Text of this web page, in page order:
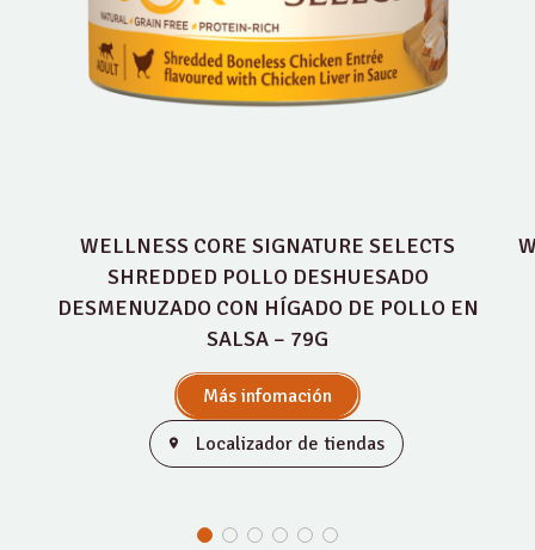
WELLNESS CORE SIGNATURE SELECTS
SHREDDED POLLO DESHUESADO
DESMENUZADO CON HÍGADO DE POLLO EN
SALSA – 79G
Más infomación
Localizador de tiendas